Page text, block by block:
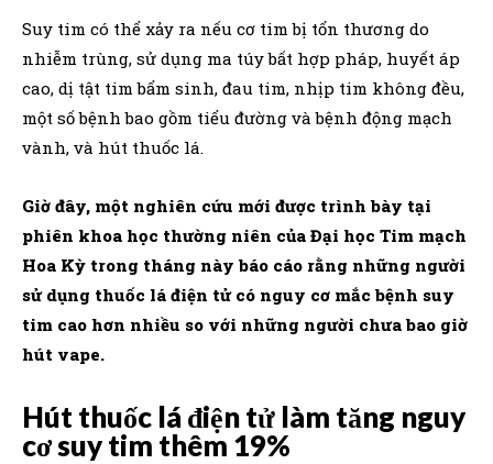
Suy tim có thể xảy ra nếu cơ tim bị tổn thương do
nhiễm trùng, sử dụng ma túy bất hợp pháp, huyết áp
cao, dị tật tim bẩm sinh, đau tim, nhịp tim không đều,
một số bệnh bao gồm tiểu đường và bệnh động mạch
vành, và hút thuốc lá.
Giờ đây, một nghiên cứu mới được trình bày tại
phiên khoa học thường niên của Đại học Tim mạch
Hoa Kỳ trong tháng này báo cáo rằng những người
sử dụng thuốc lá điện tử có nguy cơ mắc bệnh suy
tim cao hơn nhiều so với những người chưa bao giờ
hút vape.
Hút thuốc lá điện tử làm tăng nguy
cơ suy tim thêm 19%